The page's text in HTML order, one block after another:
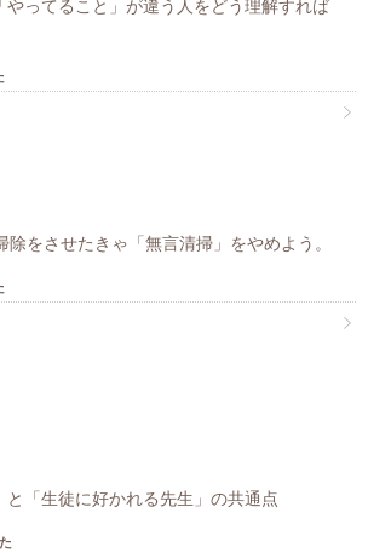
やってること」が違う人をどう理解すれば
除をさせたきゃ「無言清掃」をやめよう。
と「生徒に好かれる先生」の共通点